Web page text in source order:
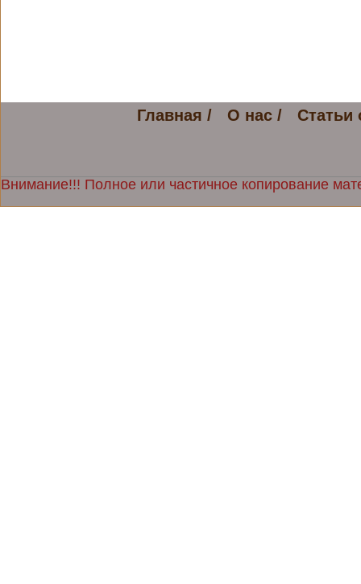
Главная / О нас / Статьи
Внимание!!! Полное или частичное копирование